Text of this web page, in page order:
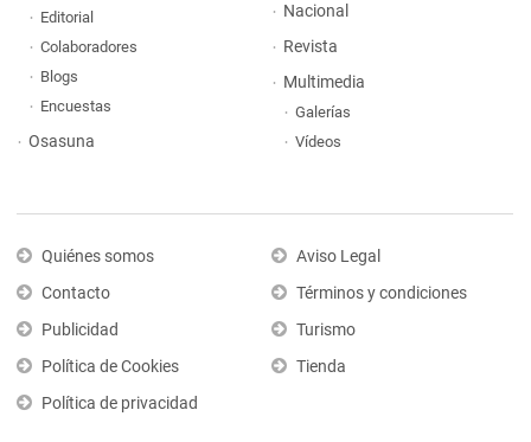
Editorial
Colaboradores
Blogs
Encuestas
Osasuna
Nacional
Revista
Multimedia
Galerías
Vídeos
Quiénes somos
Contacto
Publicidad
Política de Cookies
Política de privacidad
Aviso Legal
Términos y condiciones
Turismo
Tienda